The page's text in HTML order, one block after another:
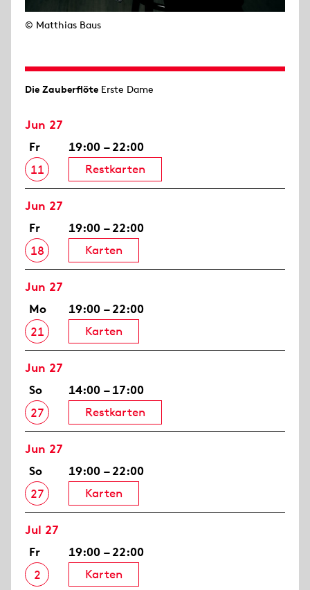
© Matthias Baus
Die Zauberflöte Erste Dame
Jun 27
Fr
11
19:00 – 22:00
Restkarten
Jun 27
Fr
18
19:00 – 22:00
Karten
Jun 27
Mo
21
19:00 – 22:00
Karten
Jun 27
So
27
14:00 – 17:00
Restkarten
Jun 27
So
27
19:00 – 22:00
Karten
Jul 27
Fr
2
19:00 – 22:00
Karten